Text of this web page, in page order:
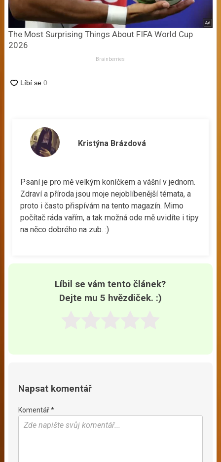
The Most Surprising Things About FIFA World Cup
2026
Brainberries
Kristýna Brázdová
Psaní je pro mě velkým koníčkem a vášní v jednom.
Zdraví a příroda jsou moje nejoblíbenější témata, a
proto i často přispívám na tento magazín. Mimo
počítač ráda vařím, a tak možná ode mě uvidíte i tipy
na něco dobrého na zub. :)
Líbil se vám tento článek?
Dejte mu 5 hvězdiček. :)
Napsat komentář
Komentář *